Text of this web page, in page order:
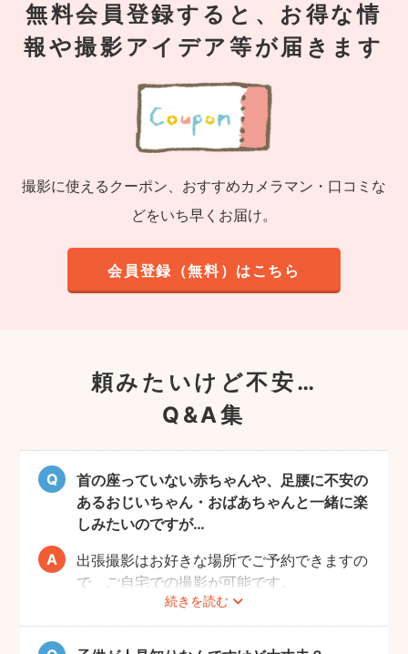
無料会員登録すると、お得な情
報や撮影アイデア等が届きます
撮影に使えるクーポン、おすすめカメラマン・口コミな
どをいち早くお届け。
会員登録（無料）はこちら
頼みたいけど不安…
Q&A集
首の座っていない赤ちゃんや、足腰に不安の
あるおじいちゃん・おばあちゃんと一緒に楽
しみたいのですが…
続きを読む
出張撮影はお好きな場所でご予約できますの
で、ご自宅での撮影が可能です。
ご家族みなさんが撮りやすい場所をご指定い
ただければと思います。